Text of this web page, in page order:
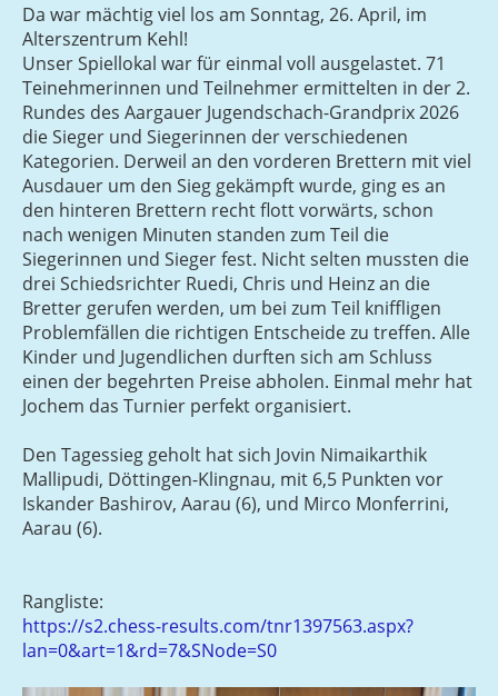
Da war mächtig viel los am Sonntag, 26. April, im
Alterszentrum Kehl!
Unser Spiellokal war für einmal voll ausgelastet. 71
Teinehmerinnen und Teilnehmer ermittelten in der 2.
Rundes des Aargauer Jugendschach-Grandprix 2026
die Sieger und Siegerinnen der verschiedenen
Kategorien. Derweil an den vorderen Brettern mit viel
Ausdauer um den Sieg gekämpft wurde, ging es an
den hinteren Brettern recht flott vorwärts, schon
nach wenigen Minuten standen zum Teil die
Siegerinnen und Sieger fest. Nicht selten mussten die
drei Schiedsrichter Ruedi, Chris und Heinz an die
Bretter gerufen werden, um bei zum Teil kniffligen
Problemfällen die richtigen Entscheide zu treffen. Alle
Kinder und Jugendlichen durften sich am Schluss
einen der begehrten Preise abholen. Einmal mehr hat
Jochem das Turnier perfekt organisiert.
Den Tagessieg geholt hat sich Jovin Nimaikarthik
Mallipudi, Döttingen-Klingnau, mit 6,5 Punkten vor
Iskander Bashirov, Aarau (6), und Mirco Monferrini,
Aarau (6).
Rangliste:
https://s2.chess-results.com/tnr1397563.aspx?
lan=0&art=1&rd=7&SNode=S0